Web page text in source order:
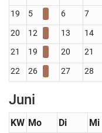
19 5 6 7
20 12 13 14
21
19 20 21
22 26 27 28
Juni
KW Mo Di Mi